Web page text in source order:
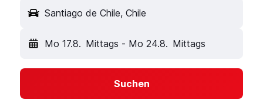
Santiago de Chile, Chile
Mo 17.8. Mittags - Mo 24.8. Mittags
Suchen